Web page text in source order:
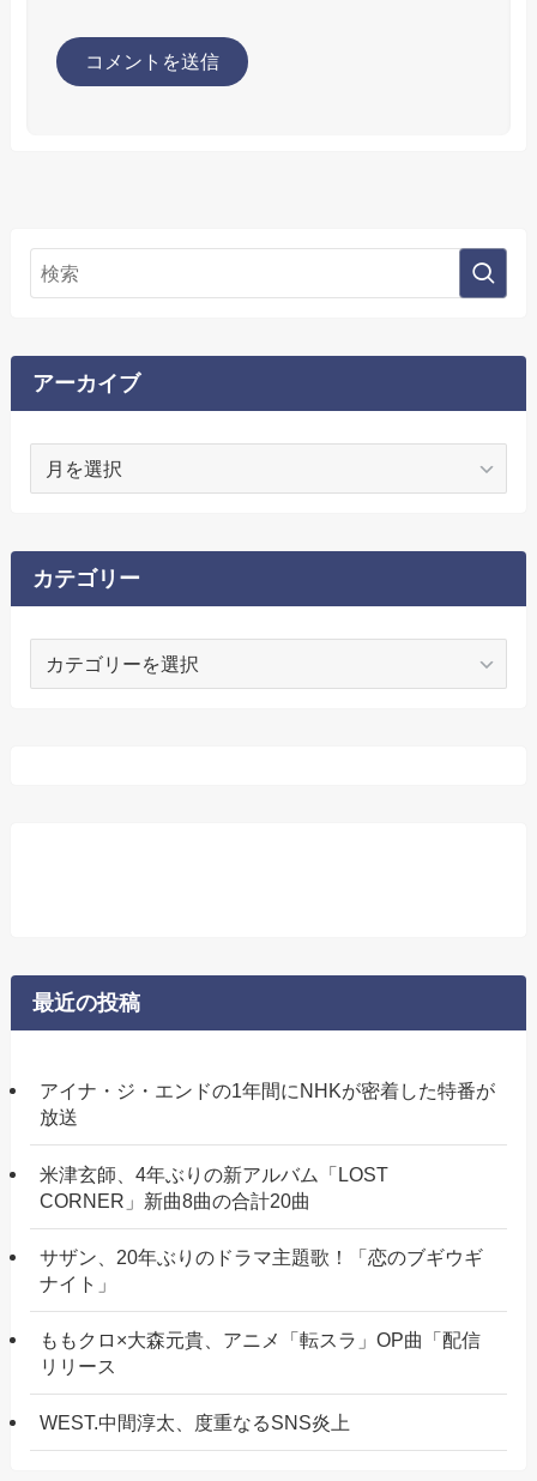
アーカイブ
イ
ブ
カテゴリー
最近の投稿
アイナ・ジ・エンドの1年間にNHKが密着した特番が
放送
米津玄師、4年ぶりの新アルバム「LOST
CORNER」新曲8曲の合計20曲
サザン、20年ぶりのドラマ主題歌！「恋のブギウギ
ナイト」
ももクロ×大森元貴、アニメ「転スラ」OP曲「配信
リリース
WEST.中間淳太、度重なるSNS炎上